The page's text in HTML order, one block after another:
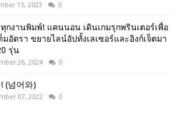
15, 2023 0
กงานพิมพ์! แคนนอน เดินเกมรุกพรินเตอร์เพื่อ
มอัตรา ขยายไลน์อัปทั้งเลเซอร์และอิงก์เจ็ตมา
รุ่น
26, 2024 0
(넘어와)
07, 2022 0